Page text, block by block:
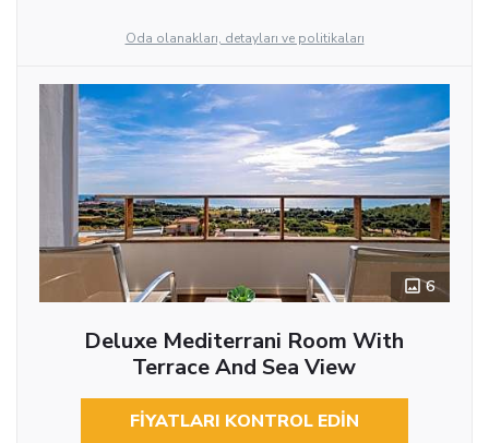
Oda olanakları, detayları ve politikaları
6
Deluxe Mediterrani Room With
Terrace And Sea View
FIYATLARI KONTROL EDIN